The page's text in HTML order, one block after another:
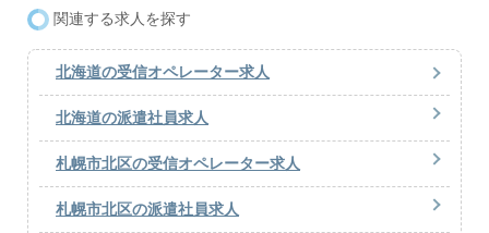
関連する求人を探す
北海道の受信オペレーター求人
北海道の派遣社員求人
札幌市北区の受信オペレーター求人
札幌市北区の派遣社員求人